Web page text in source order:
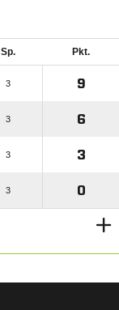
Sp. Pkt.
3 9
3 6
3 3
3 0